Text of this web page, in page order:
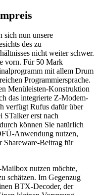
sich nun unsere
des zu
nicht weiter schwer.
vorn. Für 50 Mark
mit allem Drum
Programmiersprache.
Menüleisten-Konstruktion
das integrierte Z-Modem-
verfügt Rufus dafür über
STalker erst nach
können Sie natürlich
Anwendung nutzen,
Shareware-Beitrag für
nutzen möchte,
schätzen. Im Gegenzug
BTX-Decoder, der